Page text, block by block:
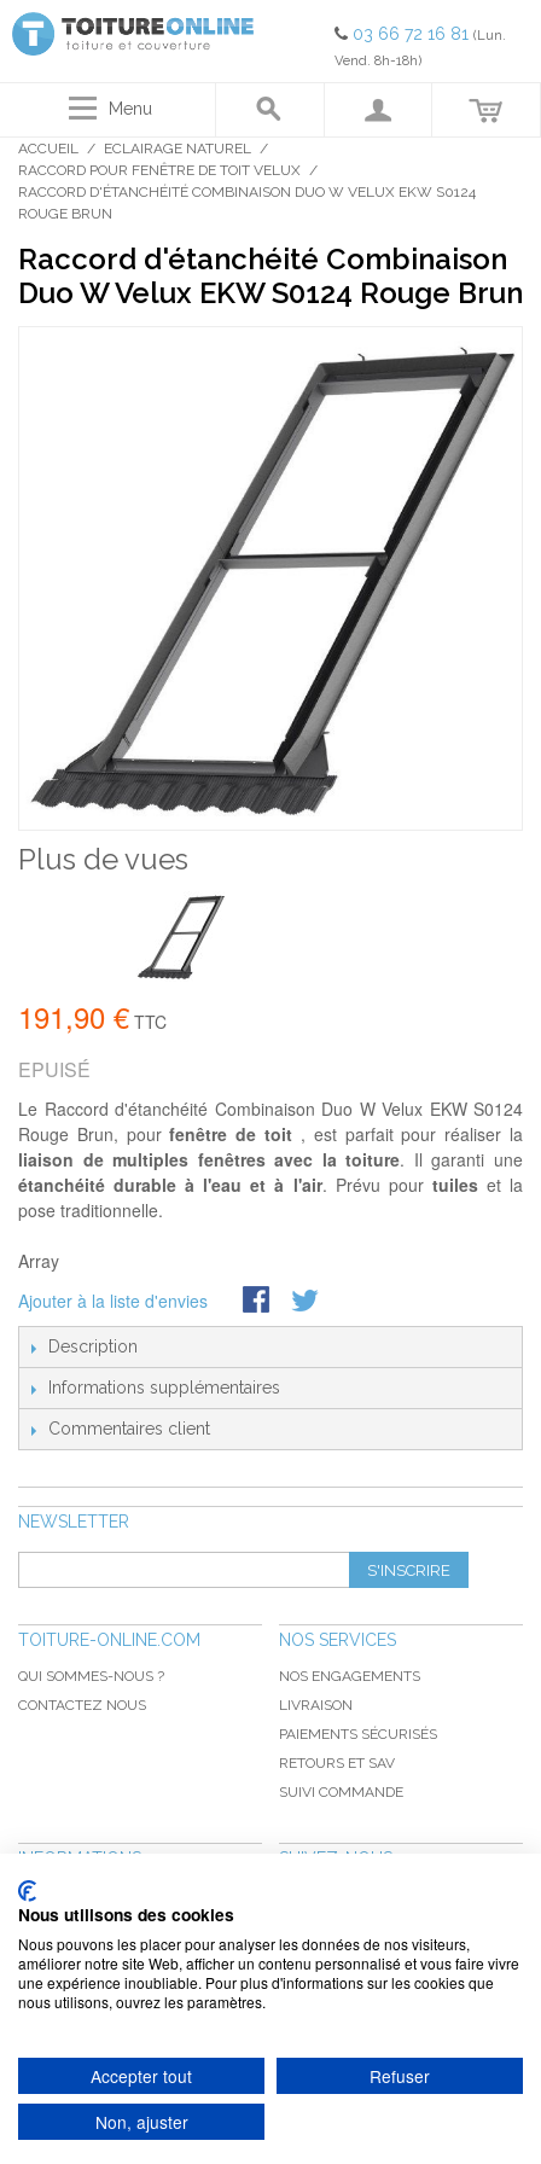
03 66 72 16 81 (Lun.
Vend. 8h-18h)
Menu
ACCUEIL / ECLAIRAGE NATUREL /
RACCORD POUR FENÊTRE DE TOIT VELUX /
RACCORD D'ÉTANCHÉITÉ COMBINAISON DUO W VELUX EKW S0124
ROUGE BRUN
Raccord d'étanchéité Combinaison
Duo W Velux EKW S0124 Rouge Brun
Plus de vues
191,90 € TTC
EPUISÉ
Le Raccord d'étanchéité Combinaison Duo W Velux EKW S0124
Rouge Brun, pourfenêtre de toit , est parfait pour réaliser la
liaison de multiples fenêtres avec la toiture. Il garanti une
étanchéité durable à l'eau et à l'air. Prévu pour tuileset la
pose traditionnelle.
Array
Ajouter à la liste d'envies
Description
Informations supplémentaires
Commentaires client
NEWSLETTER
S'INSCRIRE
TOITURE-ONLINE.COM
QUI SOMMES-NOUS ?
CONTACTEZ NOUS
NOS SERVICES
NOS ENGAGEMENTS
LIVRAISON
PAIEMENTS SÉCURISÉS
RETOURS ET SAV
SUIVI COMMANDE
INFORMATIONS
NOUVEAUTÉS
PROMOTIONS
CGV
CONFIDENTIALITÉ
MENTIONS LÉGALES
SUIVEZ-NOUS
NOTRE BLOG
www.toiture-online.com © 2010-2026 / Agymat SARL
Nous utilisons des cookies
Nous pouvons les placer pour analyser les données de nos visiteurs,
améliorer notre site Web, afficher un contenu personnalisé et vous faire vivre
une expérience inoubliable. Pour plus d'informations sur les cookies que
nous utilisons, ouvrez les paramètres.
Accepter tout
Refuser
Non, ajuster